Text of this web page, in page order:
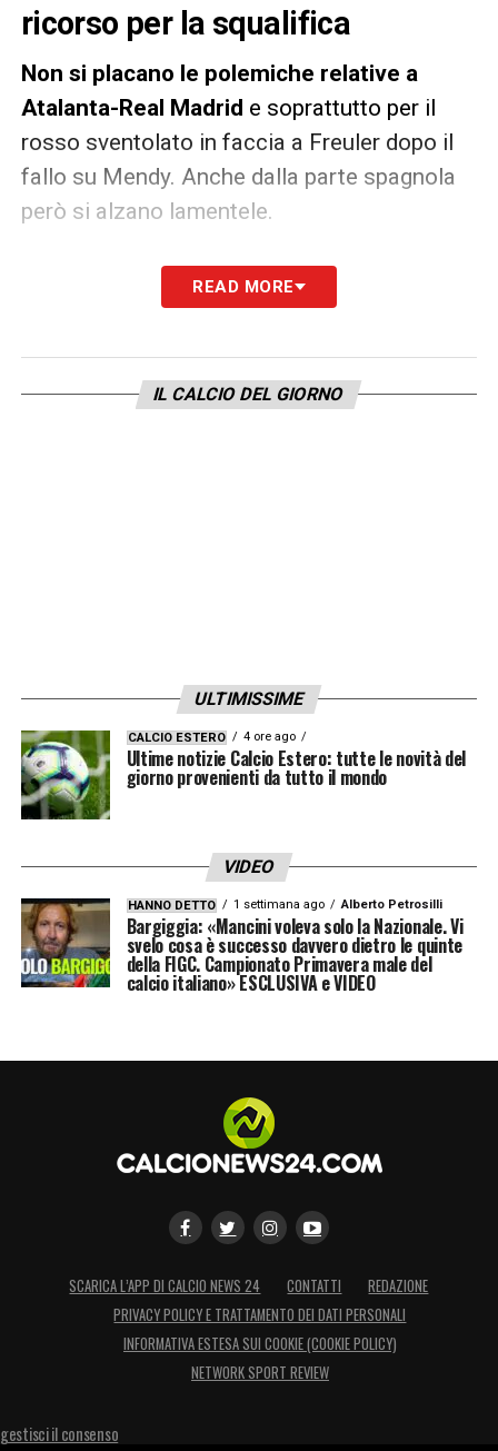
ricorso per la squalifica
Non si placano le polemiche relative a
Atalanta-Real Madrid e soprattutto per il
rosso sventolato in faccia a Freuler dopo il
fallo su Mendy. Anche dalla parte spagnola
però si alzano lamentele.
Secondo quanto riportato daAS
Madrid sarebbe pronto a fare ricorso per
anche per il mancato secondo giallo per
READ MORE
IL CALCIO DEL GIORNO
ULTIMISSIME
CALCIO ESTERO 4 ore ago
Ultime notizie Calcio Estero: tutte le novità del
giorno provenienti da tutto il mondo
VIDEO
HANNO DETTO 1 settimana ago Alberto Petrosilli
Bargiggia: «Mancini voleva solo la Nazionale. Vi
svelo cosa è successo davvero dietro le quinte
della FIGC. Campionato Primavera male del
calcio italiano» ESCLUSIVA e VIDEO
SCARICA L’APP DI CALCIO NEWS 24 CONTATTI
REDAZIONE
PRIVACY POLICY E TRATTAMENTO DEI DATI PERSONALI
INFORMATIVA ESTESA SUI COOKIE (COOKIE POLICY)
NETWORK SPORT REVIEW
gestisci il consenso